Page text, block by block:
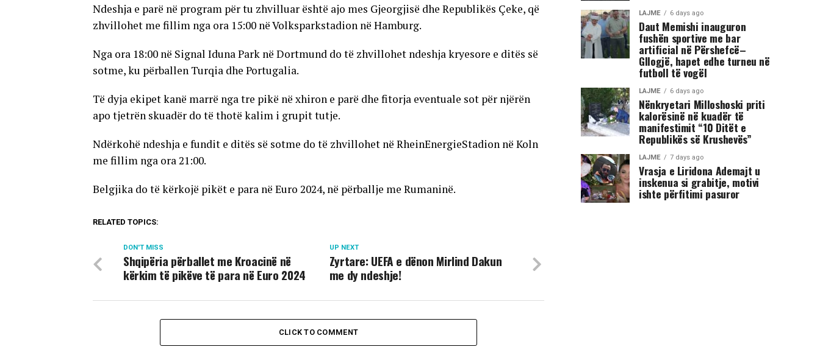
Ndeshja e parë në program për tu zhvilluar është ajo mes Gjeorgjisë dhe Republikës Çeke, që
zhvillohet me fillim nga ora 15:00 në Volksparkstadion në Hamburg.
Nga ora 18:00 në Signal Iduna Park në Dortmund do të zhvillohet ndeshja kryesore e ditës së
sotme, ku përballen Turqia dhe Portugalia.
Të dyja ekipet kanë marrë nga tre pikë në xhiron e parë dhe fitorja eventuale sot për njërën
apo tjetrën skuadër do të thotë kalim i grupit tutje.
Ndërkohë ndeshja e fundit e ditës së sotme do të zhvillohet në RheinEnergieStadion në Koln
me fillim nga ora 21:00.
Belgjika do të kërkojë pikët e para në Euro 2024, në përballje me Rumaninë.
RELATED TOPICS:
UP NEXT
Zyrtare: UEFA e dënon Mirlind Dakun
me dy ndeshje!
DON'T MISS
Shqipëria përballet me Kroacinë në
kërkim të pikëve të para në Euro 2024
CLICK TO COMMENT
LAJME 6 days ago
Daut Memishi inauguron
fushën sportive me bar
artificial në Përshefcë–
Gllogjë, hapet edhe turneu në
futboll të vogël
LAJME 6 days ago
Nënkryetari Milloshoski priti
kalorësinë në kuadër të
manifestimit “10 Ditët e
Republikës së Krushevës”
LAJME 7 days ago
Vrasja e Liridona Ademajt u
inskenua si grabitje, motivi
ishte përfitimi pasuror